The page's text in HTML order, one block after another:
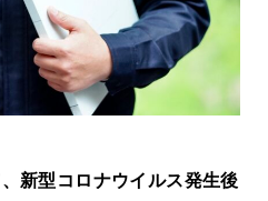
新型コロナウイルス発生後